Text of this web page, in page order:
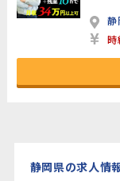
静
静岡県の求人情